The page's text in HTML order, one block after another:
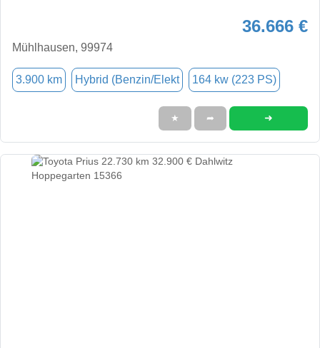
36.666 €
Mühlhausen, 99974
3.900 km Hybrid (Benzin/Elekt 164 kw (223 PS)
★ ➦ ➜